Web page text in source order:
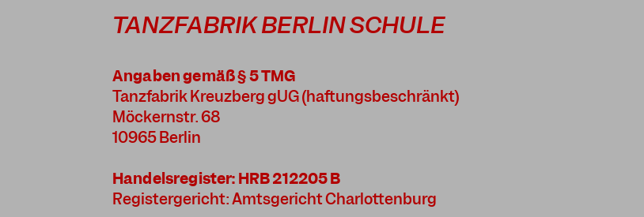
TANZFABRIK BERLIN SCHULE
Angaben gemäß § 5 TMG
Tanzfabrik Kreuzberg gUG (haftungsbeschränkt)
Möckernstr. 68
10965 Berlin
Handelsregister: HRB 212205 B
Registergericht: Amtsgericht Charlottenburg